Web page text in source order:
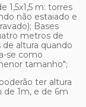
1,5x1,5 m: torres
não estaiado e
Bases
metros de
altura quando
se como
tamanho";
ter altura
de 1m, e de 6m